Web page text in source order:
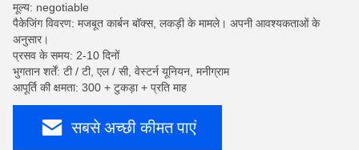
मूल्य: negotiable
पैकेजिंग विवरण: मजबूत कार्बन बॉक्स, लकड़ी के मामले। अपनी आवश्यकताओं के
अनुसार।
प्रसव के समय: 2-10 दिनों
भुगतान शर्तें: टी / टी, एल / सी, वेस्टर्न यूनियन, मनीग्राम
आपूर्ति की क्षमता: 300 + टुकड़ा + प्रति माह
सबसे अच्छी कीमत पाएं